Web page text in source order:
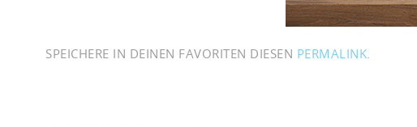
SPEICHERE IN DEINEN FAVORITEN DIESEN PERMALINK.